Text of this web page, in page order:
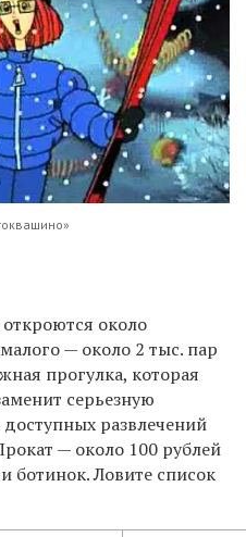
около
— около 2 тыс. пар
прогулка, которая
серьезную
развлечений
— около 100 рублей
ботинок. Ловите список